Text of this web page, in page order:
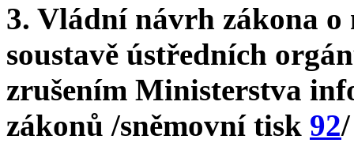
3. Vládní návrh zákona
soustavě ústředních
zrušením Ministerstva
zákonů /sněmovní tisk 92